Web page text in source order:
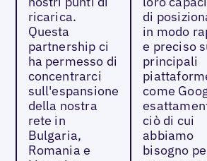
ricarica.
Questa
partnership ci
ha permesso di
concentrarci
sull'espansione
della nostra
rete in
Bulgaria,
Romania e
di
in modo
e preciso
principali
come
ciò di cui
abbiamo
bisogno